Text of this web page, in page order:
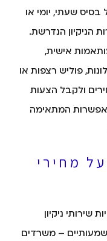
בסיס שעתי, יומי או
הניקיון הנדרשת.
אישית,
פוליש רצפות או
ולקבל הצעות
המתאימה
מחירי
שירותי ניקיון
– משרדים